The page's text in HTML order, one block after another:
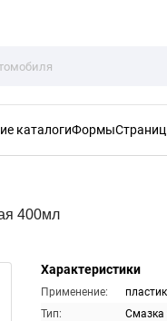
каталогиФормы
400мл
Характеристики
Применение:
пластик
Тип:
Смазка